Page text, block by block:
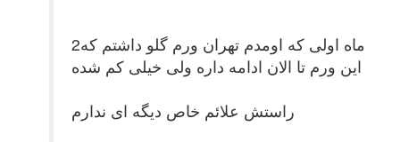
2ماه اولی که اومدم تهران ورم گلو داشتم که
این ورم تا الان ادامه داره ولی خیلی کم شده
راستش علائم خاص دیگه ای ندارم